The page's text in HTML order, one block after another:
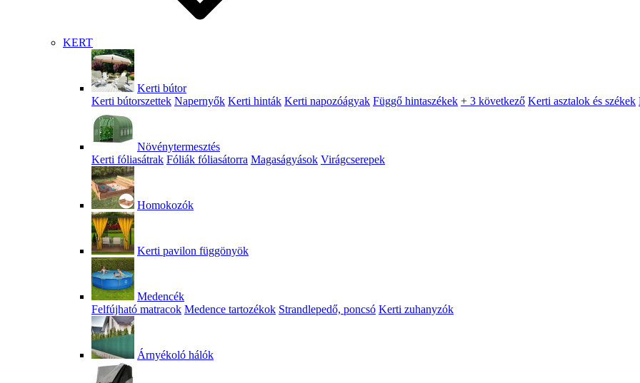
KERT
Kerti bútor
Kerti bútorszettek Napernyők Kerti hinták Kerti napozóágyak Függő hintaszékek + 3 következő Kerti asztalok és székek
Növénytermesztés
Kerti fóliasátrak Fóliák fóliasátorra Magaságyások Virágcserepek
Homokozók
Kerti pavilon függönyök
Medencék
Felfújható matracok Medence tartozékok Strandlepedő, poncsó Kerti zuhanyzók
Árnyékoló hálók